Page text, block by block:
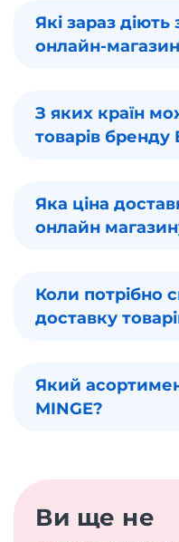
Які зараз
онлайн-
З яких країн
товарів бренду
Яка ціна
онлайн
Коли потрібно
доставку
Який
MINGE?
Ви ще не